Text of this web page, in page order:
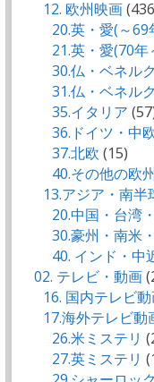
12. 欧州映画
20.英・愛(～69
21.英・愛(70年
30.仏・ベネル
31.仏・ベネル
35.イタリア
36.ドイツ・中
37.北欧 (15)
40.その他の欧州
13.アジア・南半
20.中国・台湾
30.豪州・南米
40. インド・中
02. テレビ・動画
16. 国内テレビ
17.海外テレビ動
26.米ミステリ
27.英ミステリ